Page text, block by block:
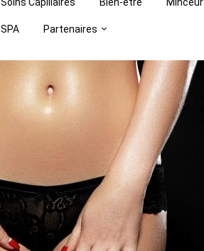
SPA Partenaires